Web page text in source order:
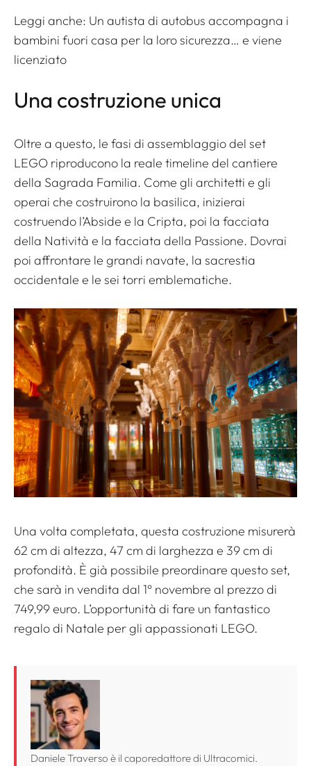
Leggi anche: Un autista di autobus accompagna i
bambini fuori casa per la loro sicurezza… e viene
licenziato
Una costruzione unica
Oltre a questo, le fasi di assemblaggio del set
LEGO riproducono la reale timeline del cantiere
della Sagrada Familia. Come gli architetti e gli
operai che costruirono la basilica, inizierai
costruendo l’Abside e la Cripta, poi la facciata
della Natività e la facciata della Passione. Dovrai
poi affrontare le grandi navate, la sacrestia
occidentale e le sei torri emblematiche.
Una volta completata, questa costruzione misurerà
62 cm di altezza, 47 cm di larghezza e 39 cm di
profondità. È già possibile preordinare questo set,
che sarà in vendita dal 1° novembre al prezzo di
749,99 euro. L’opportunità di fare un fantastico
regalo di Natale per gli appassionati LEGO.
Daniele Traverso è il caporedattore di Ultracomici.